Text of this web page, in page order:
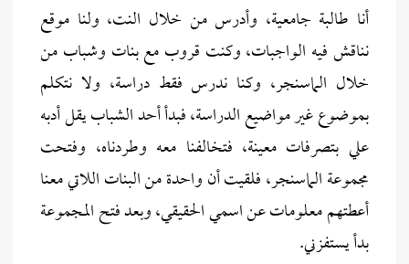
أنا طالبة جامعية، وأدرس من خلال النت، ولنا موقع
نناقش فيه الواجبات، وكنت قروب مع بنات وشباب من
خلال الماسنجر، وكنا ندرس فقط دراسة، ولا نتكلم
بموضوع غير مواضيع الدراسة، فبدأ أحد الشباب يقل أدبه
علي بتصرفات معينة، فتخالفنا معه وطردناه، وفتحت
مجموعة الماسنجر، فلقيت أن واحدة من البنات اللاتي معنا
أعطتهم معلومات عن اسمي الحقيقي، وبعد فتح المجموعة
بدأ يستفزني.